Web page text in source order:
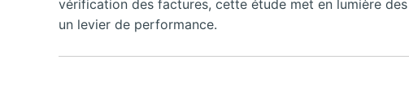
vérification des factures, cette étude met en lumière
un levier de performance.